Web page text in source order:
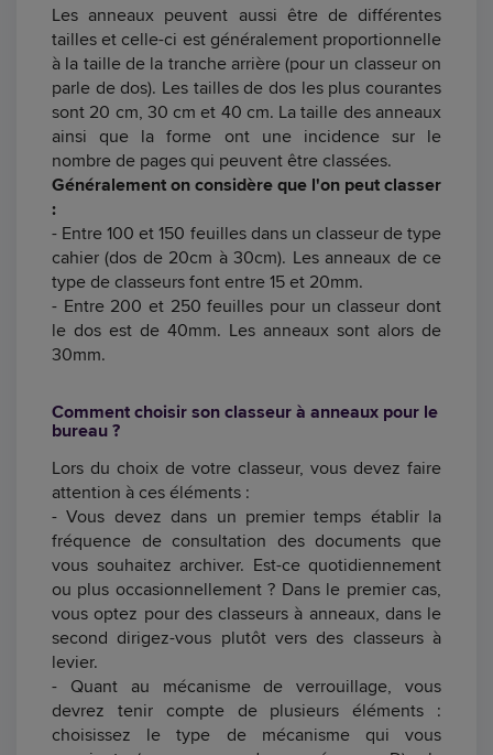
Les anneaux peuvent aussi être de différentes
tailles et celle-ci est généralement proportionnelle
à la taille de la tranche arrière (pour un classeur on
parle de dos). Les tailles de dos les plus courantes
sont 20 cm, 30 cm et 40 cm. La taille des anneaux
ainsi que la forme ont une incidence sur le
nombre de pages qui peuvent être classées.
Généralement on considère que l'on peut classer
:
- Entre 100 et 150 feuilles dans un classeur de type
cahier (dos de 20cm à 30cm). Les anneaux de ce
type de classeurs font entre 15 et 20mm.
- Entre 200 et 250 feuilles pour un classeur dont
le dos est de 40mm. Les anneaux sont alors de
30mm.
Comment choisir son classeur à anneaux pour le
bureau ?
Lors du choix de votre classeur, vous devez faire
attention à ces éléments :
- Vous devez dans un premier temps établir la
fréquence de consultation des documents que
vous souhaitez archiver. Est-ce quotidiennement
ou plus occasionnellement ? Dans le premier cas,
vous optez pour des classeurs à anneaux, dans le
second dirigez-vous plutôt vers des classeurs à
levier.
- Quant au mécanisme de verrouillage, vous
devrez tenir compte de plusieurs éléments :
choisissez le type de mécanisme qui vous